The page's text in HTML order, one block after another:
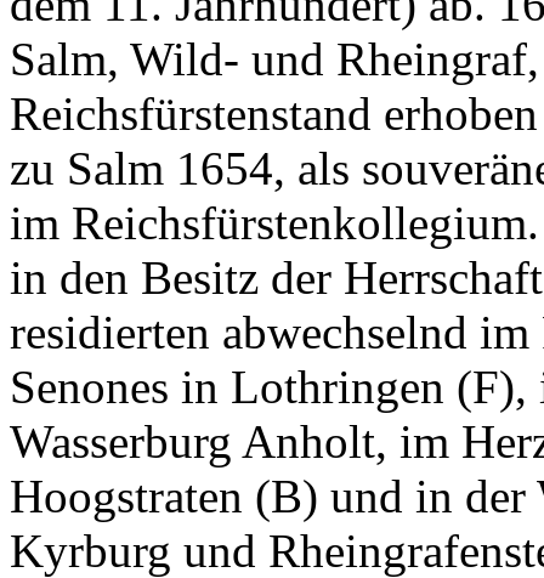
Salm, Wild- und
Reichsfürstenstand
zu Salm 1654, als
im
in den Besitz der
residierten abwechselnd
Senones in Lothringen
Wasserburg Anholt, im
Hoogstraten (B) und in
Kyrburg und